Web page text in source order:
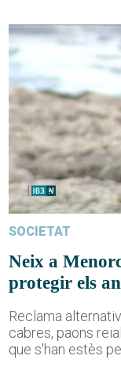
SOCIETAT
Neix a
protegir els
Reclama
cabres, paons
que s'han estès